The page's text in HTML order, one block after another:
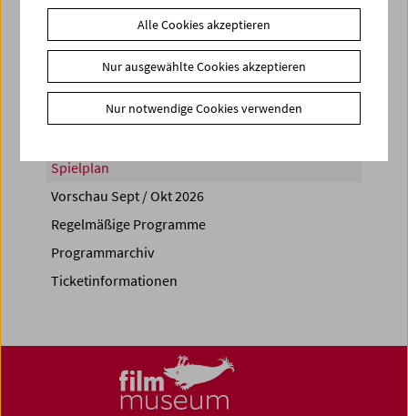
Share on
Spielplan
Vorschau Sept / Okt 2026
Regelmäßige Programme
Programmarchiv
Ticketinformationen
Alle Cookies akzeptieren
Nur ausgewählte Cookies akzeptieren
Nur notwendige Cookies verwenden